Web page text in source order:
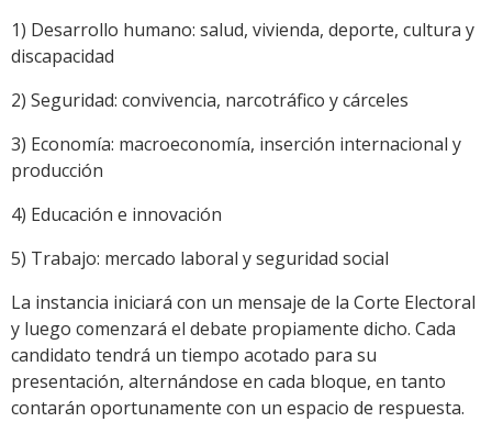
1) Desarrollo humano: salud, vivienda, deporte, cultura y
discapacidad
2) Seguridad: convivencia, narcotráfico y cárceles
3) Economía: macroeconomía, inserción internacional y
producción
4) Educación e innovación
5) Trabajo: mercado laboral y seguridad social
La instancia iniciará con un mensaje de la Corte Electoral
y luego comenzará el debate propiamente dicho. Cada
candidato tendrá un tiempo acotado para su
presentación, alternándose en cada bloque, en tanto
contarán oportunamente con un espacio de respuesta.